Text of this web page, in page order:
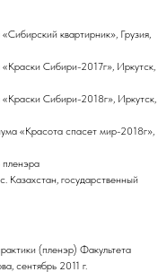
квартирник», Грузия,
Сибири-2017г», Иркутск,
Сибири-2018г», Иркутск,
«Красота спасет мир-2018г»,
пленэра
Казахстан, государственный
(пленэр) Факультета
сентябрь 2011 г.